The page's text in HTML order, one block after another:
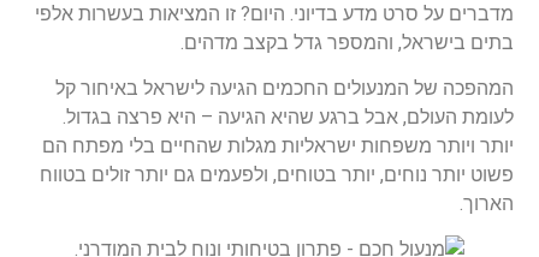
מדברים על סרט מדע בדיוני. היום? זו המציאות בעשרות אלפי
בתים בישראל, והמספר גדל בקצב מדהים.
המהפכה של המנעולים החכמים הגיעה לישראל באיחור קל
לעומת העולם, אבל ברגע שהיא הגיעה – היא פרצה בגדול.
יותר ויותר משפחות ישראליות מגלות שהחיים בלי מפתח הם
פשוט יותר נוחים, יותר בטוחים, ולפעמים גם יותר זולים בטווח
הארוך.